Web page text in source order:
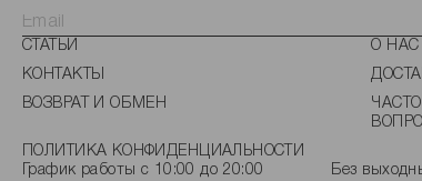
СТАТЬИ
О НАС
КОНТАКТЫ
ВОЗВРАТ И ОБМЕН
ПОЛИТИКА КОНФИДЕНЦИАЛЬНОСТИ
График работы с 10:00 до 20:00
Без